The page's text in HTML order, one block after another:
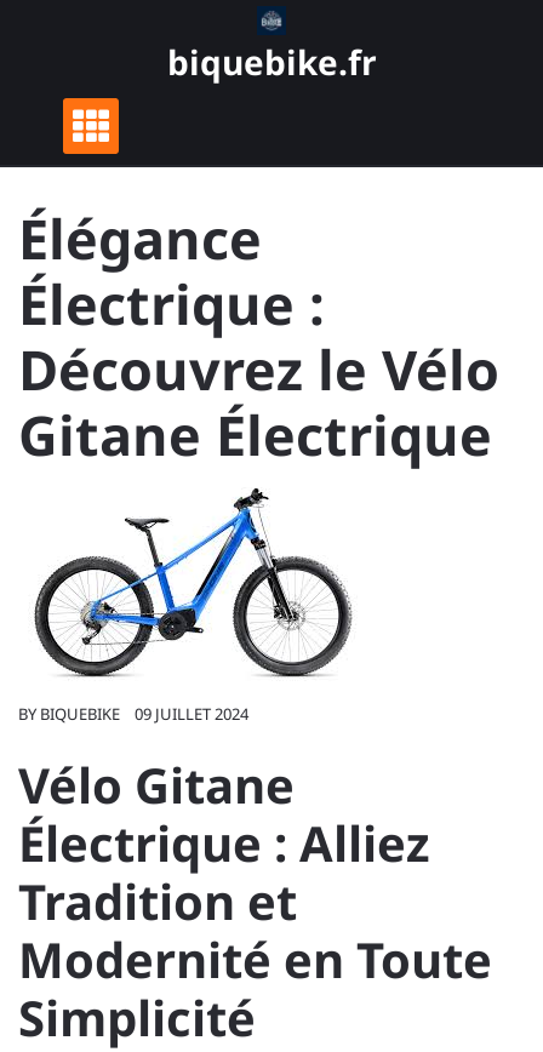
biquebike.fr
Élégance
Électrique :
Découvrez le Vélo
Gitane Électrique
BY BIQUEBIKE 09 JUILLET 2024
Vélo Gitane
Électrique : Alliez
Tradition et
Modernité en Toute
Simplicité